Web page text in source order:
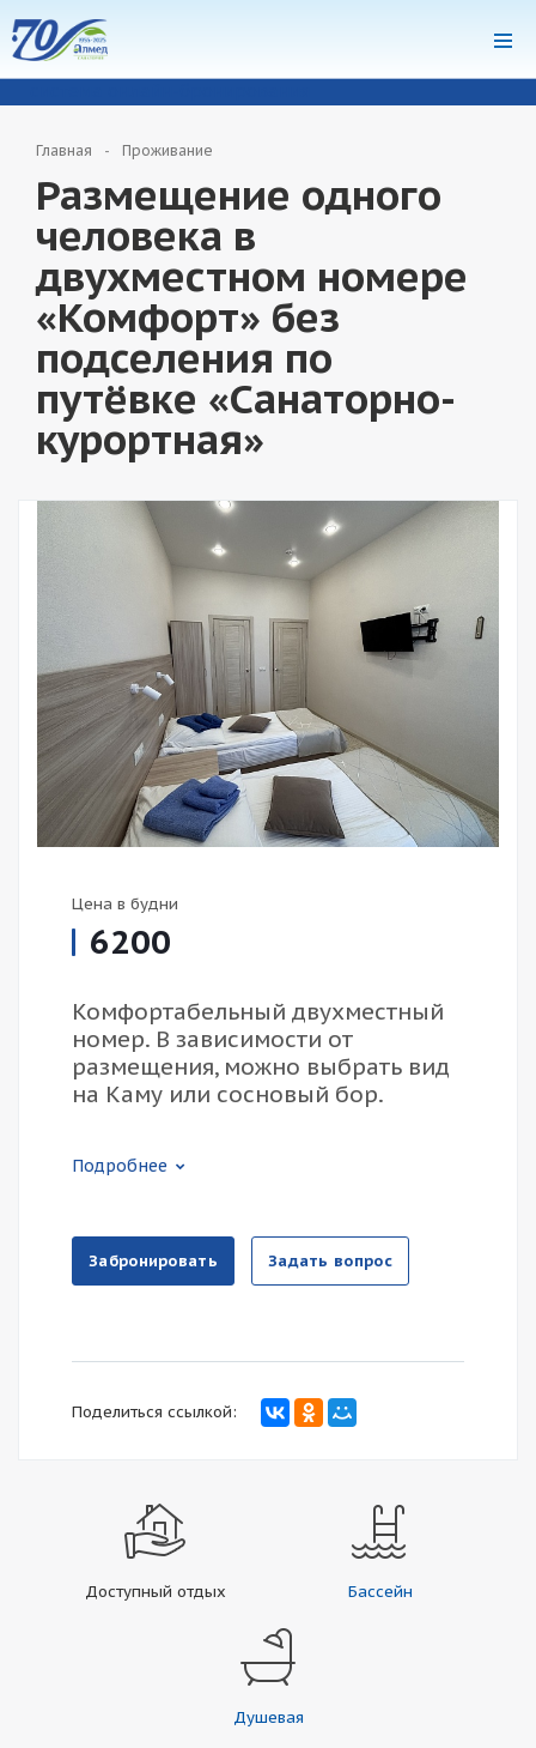
Главная Проживание
Размещение одного
человека в
двухместном номере
«Комфорт» без
подселения по
путёвке «Санаторно-
курортная»
Цена в будни
6200
Комфортабельный двухместный
номер. В зависимости от
размещения, можно выбрать вид
на Каму или сосновый бор.
Подробнее
Забронировать Задать вопрос
Поделиться ссылкой:
Доступный отдых Бассейн
Душевая